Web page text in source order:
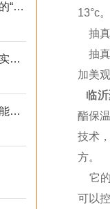
山东聚氨酯保温管：赋能多元场景的“隐形守护者”
山东聚氨酯保温管可通过哪些措施实现快速施工
山东聚氨酯保温管在防腐和绝缘性能方面表现优异
13°c。
抽真
抽真
加美
临
酯保
技术
方。
它的
可以